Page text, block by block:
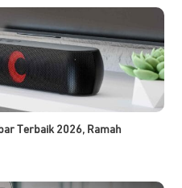
Terbaik 2026, Ramah